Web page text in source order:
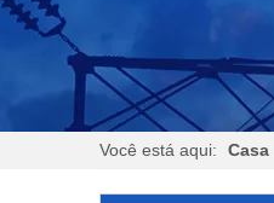
Você está aqui: Casa